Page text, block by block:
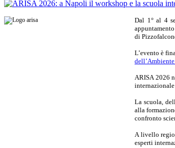
Dal 1° al 4
di
L’evento è
ARISA 2026
La scuola,
alla
confronto
A livello
esperti